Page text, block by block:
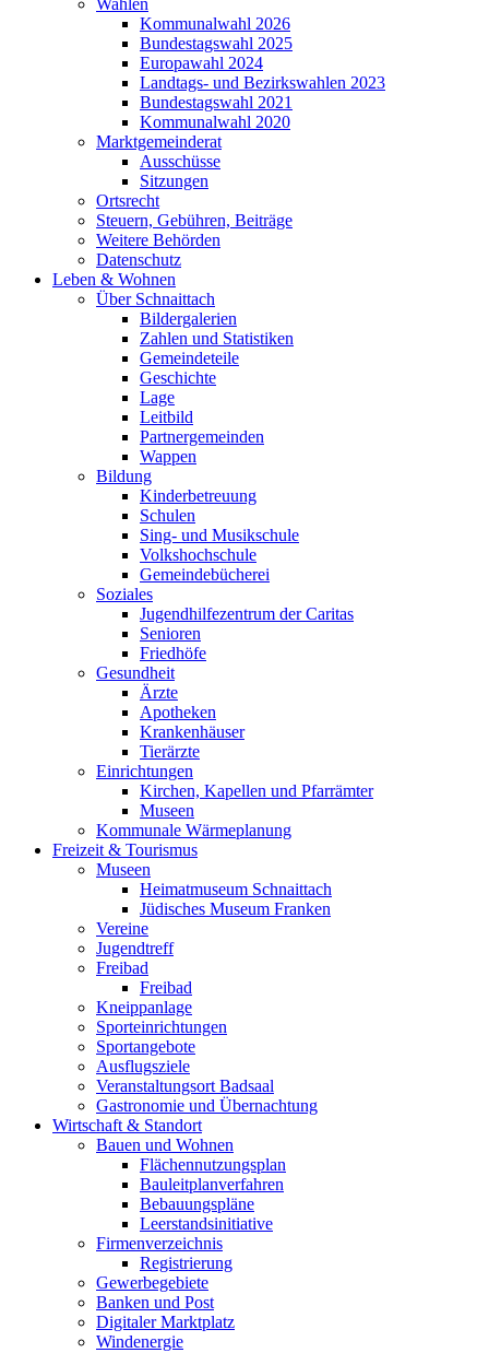
Wahlen
Kommunalwahl 2026
Bundestagswahl 2025
Europawahl 2024
Landtags- und Bezirkswahlen 2023
Bundestagswahl 2021
Kommunalwahl 2020
Marktgemeinderat
Ausschüsse
Sitzungen
Ortsrecht
Steuern, Gebühren, Beiträge
Weitere Behörden
Datenschutz
Leben & Wohnen
Über Schnaittach
Bildergalerien
Zahlen und Statistiken
Gemeindeteile
Geschichte
Lage
Leitbild
Partnergemeinden
Wappen
Bildung
Kinderbetreuung
Schulen
Sing- und Musikschule
Volkshochschule
Gemeindebücherei
Soziales
Jugendhilfezentrum der Caritas
Senioren
Friedhöfe
Gesundheit
Ärzte
Apotheken
Krankenhäuser
Tierärzte
Einrichtungen
Kirchen, Kapellen und Pfarrämter
Museen
Kommunale Wärmeplanung
Freizeit & Tourismus
Museen
Heimatmuseum Schnaittach
Jüdisches Museum Franken
Vereine
Jugendtreff
Freibad
Freibad
Kneippanlage
Sporteinrichtungen
Sportangebote
Ausflugsziele
Veranstaltungsort Badsaal
Gastronomie und Übernachtung
Wirtschaft & Standort
Bauen und Wohnen
Flächennutzungsplan
Bauleitplanverfahren
Bebauungspläne
Leerstandsinitiative
Firmenverzeichnis
Registrierung
Gewerbegebiete
Banken und Post
Digitaler Marktplatz
Windenergie